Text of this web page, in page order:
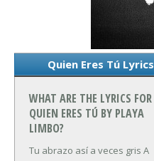
Quien Eres Tú Lyrics
WHAT ARE THE LYRICS FOR
QUIEN ERES TÚ BY PLAYA
LIMBO?
Tu abrazo así a veces gris A